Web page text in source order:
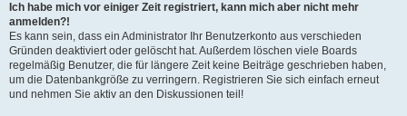
Ich habe mich vor einiger Zeit registriert, kann mich aber nicht mehr
anmelden?!
Es kann sein, dass ein Administrator Ihr Benutzerkonto aus verschieden
Gründen deaktiviert oder gelöscht hat. Außerdem löschen viele Boards
regelmäßig Benutzer, die für längere Zeit keine Beiträge geschrieben haben,
um die Datenbankgröße zu verringern. Registrieren Sie sich einfach erneut
und nehmen Sie aktiv an den Diskussionen teil!